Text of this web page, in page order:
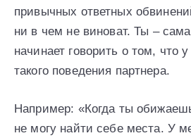
привычных ответных
ни в чем не виноват. Ты –
начинает говорить о том, что
такого поведения партнера.
Например: «Когда ты
не могу найти себе места. У